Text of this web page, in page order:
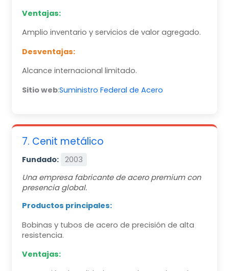
Ventajas:
Amplio inventario y servicios de valor agregado.
Desventajas:
Alcance internacional limitado.
Sitio web:Suministro Federal de Acero
7. Cenit metálico
Fundado:
2003
Una empresa fabricante de acero premium con
presencia global.
Productos principales:
Bobinas y tubos de acero de precisión de alta
resistencia.
Ventajas: